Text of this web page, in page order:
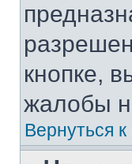
кнопке,
жалобы
Вернуться